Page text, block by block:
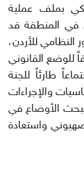
بملف عملية
في المنطقة قد
النظامي للأردن،
للوضع القانوني
طارئاً للجنة
والإجراءات
لبحث الأوضاع في
واستعادة